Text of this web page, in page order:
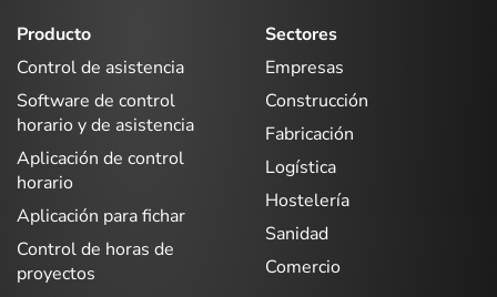
Producto
Control de asistencia
Software de control
horario y de asistencia
Aplicación de control
horario
Aplicación para fichar
Control de horas de
proyectos
Sectores
Empresas
Construcción
Fabricación
Logística
Hostelería
Sanidad
Comercio